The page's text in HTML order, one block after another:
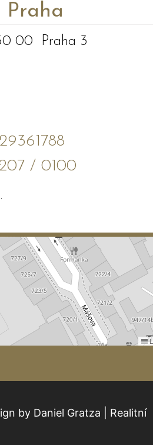
Praha
00 Praha 3
/ 0100
by Daniel Gratza | Realitní